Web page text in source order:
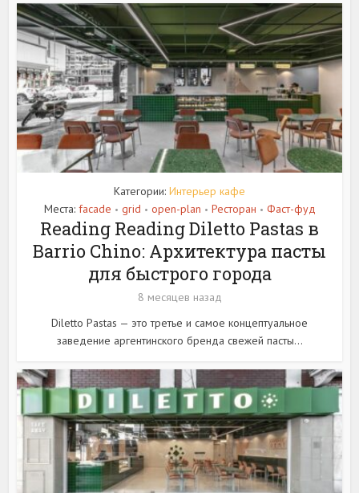
Категории: Интерьер кафе
Места: facade • grid • open-plan • Ресторан • Фаст-фуд
Reading Reading Diletto Pastas в
Barrio Chino: Архитектура пасты
для быстрого города
8 месяцев назад
Diletto Pastas — это третье и самое концептуальное
заведение аргентинского бренда свежей пасты...